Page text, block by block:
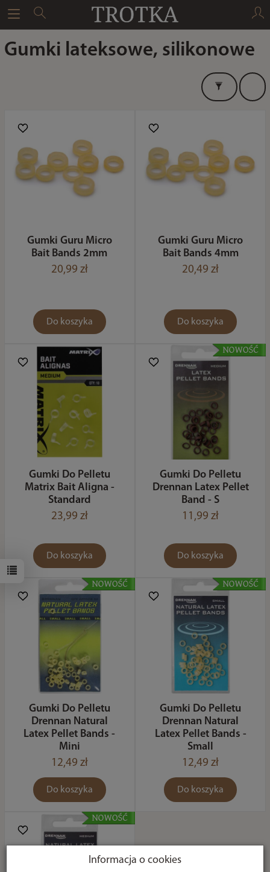
Gumki lateksowe, silikonowe
Gumki Guru Micro
Bait Bands 2mm
20,99 zł
Do koszyka
Gumki Guru Micro
Bait Bands 4mm
20,49 zł
Do koszyka
Gumki Do Pelletu
Matrix Bait Aligna -
Standard
23,99 zł
Do koszyka
Gumki Do Pelletu
Drennan Latex Pellet
Band - S
11,99 zł
Do koszyka
Gumki Do Pelletu
Drennan Natural
Latex Pellet Bands -
Mini
12,49 zł
Do koszyka
Gumki Do Pelletu
Drennan Natural
Latex Pellet Bands -
Small
12,49 zł
Do koszyka
Informacja o cookies